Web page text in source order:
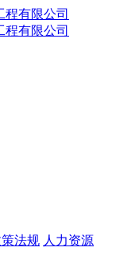
法规 人力资源